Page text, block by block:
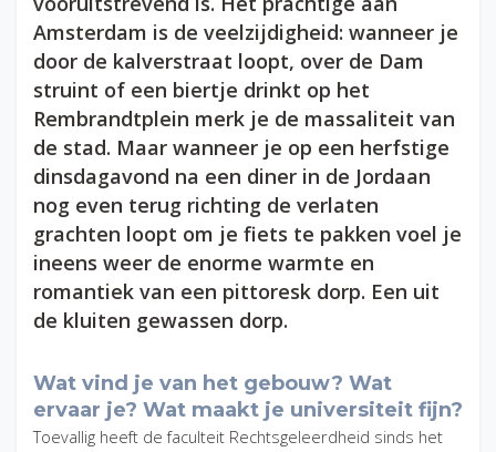
Amsterdam is de veelzijdigheid: wanneer je
door de kalverstraat loopt, over de Dam
struint of een biertje drinkt op het
Rembrandtplein merk je de massaliteit van
de stad. Maar wanneer je op een herfstige
dinsdagavond na een diner in de Jordaan
nog even terug richting de verlaten
grachten loopt om je fiets te pakken voel je
ineens weer de enorme warmte en
romantiek van een pittoresk dorp. Een uit
de kluiten gewassen dorp.
Wat vind je van het gebouw? Wat
ervaar je? Wat maakt je universiteit fijn?
Toevallig heeft de faculteit Rechtsgeleerdheid sinds het